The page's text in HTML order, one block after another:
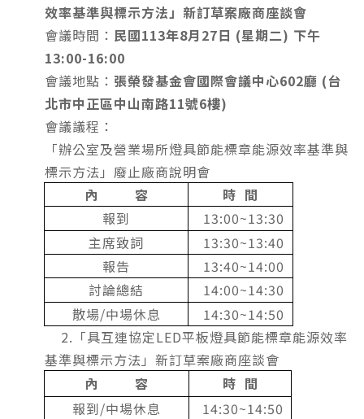
效率基準與標示方法」新訂草案廠商座談會
會議時間： 民國113年8月27日 (星期二) 下午
13:00-16:00
會議地點： 張榮發基金會國際會議中心602廳 (台
北市中正區中山南路11號6樓)
會議議程：
「辦公室及營業場所燈具節能標章能源效率基準與
標示方法」廢止廠商說明會
內 容
時 間
報到
13:00~13:30
主席致詞
13:30~13:40
報告
13:40~14:00
討論總結
14:00~14:30
散場/中場休息
14:30~14:50
2.「具互連協定LED平板燈具節能標章能源效率
基準與標示方法」新訂草案廠商座談會
內 容
時 間
報到/中場休息
14:30~14:50